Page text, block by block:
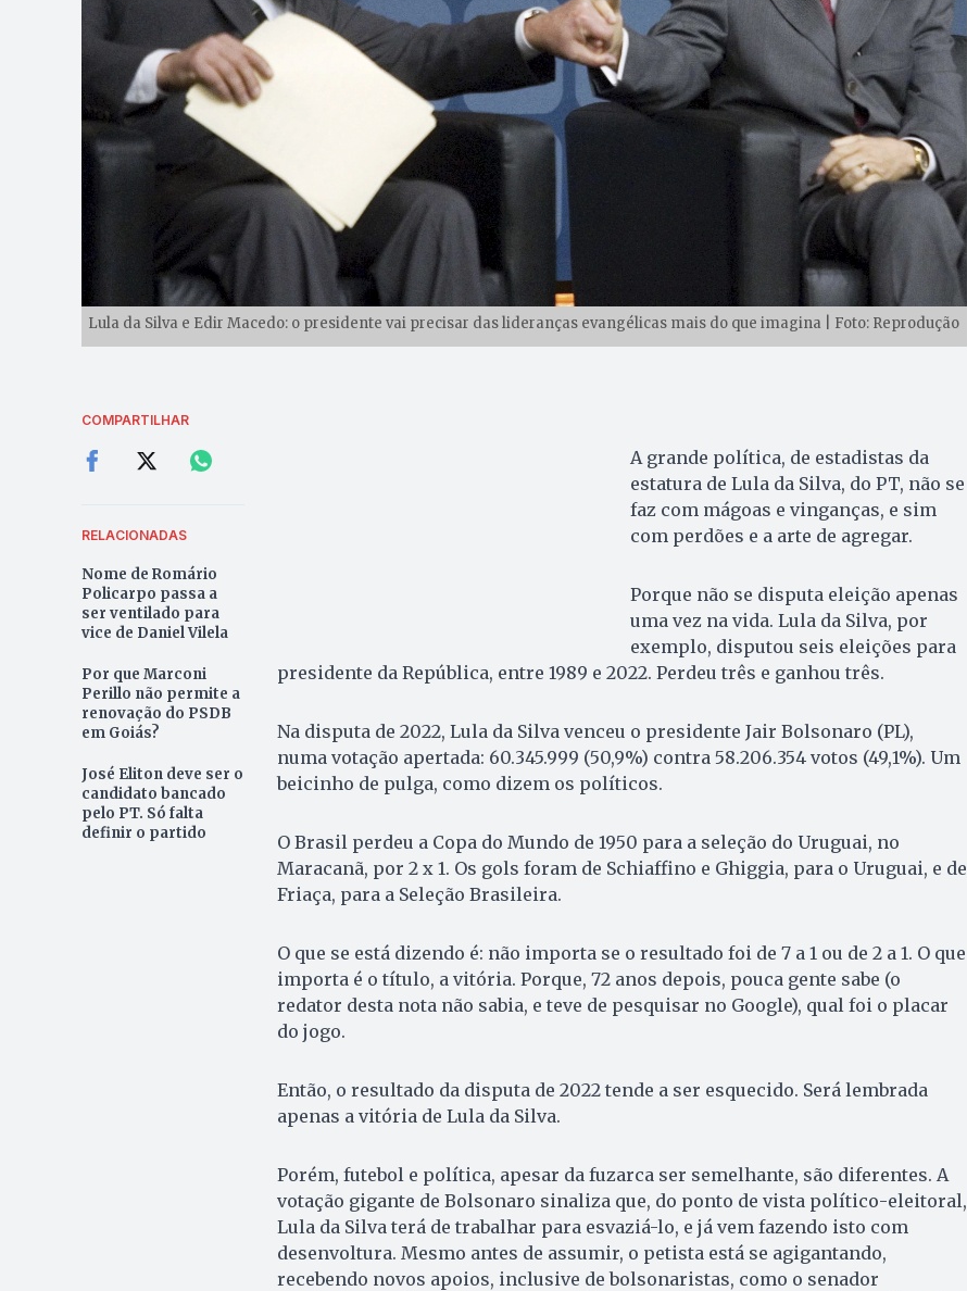
Lula da Silva e Edir Macedo: o presidente vai precisar das lideranças evangélicas mais do que imagina | Foto: Reprodução
COMPARTILHAR
RELACIONADAS
Nome de Romário
Policarpo passa a
ser ventilado para
vice de Daniel Vilela
Por que Marconi
Perillo não permite a
renovação do PSDB
em Goiás?
José Eliton deve ser o
candidato bancado
pelo PT. Só falta
definir o partido
A grande política, de estadistas da
estatura de Lula da Silva, do PT, não se
faz com mágoas e vinganças, e sim
com perdões e a arte de agregar.
Porque não se disputa eleição apenas
uma vez na vida. Lula da Silva, por
exemplo, disputou seis eleições para
presidente da República, entre 1989 e 2022. Perdeu três e ganhou três.
Na disputa de 2022, Lula da Silva venceu o presidente Jair Bolsonaro (PL),
numa votação apertada: 60.345.999 (50,9%) contra 58.206.354 votos (49,1%). Um
beicinho de pulga, como dizem os políticos.
O Brasil perdeu a Copa do Mundo de 1950 para a seleção do Uruguai, no
Maracanã, por 2 x 1. Os gols foram de Schiaffino e Ghiggia, para o Uruguai, e de
Friaça, para a Seleção Brasileira.
O que se está dizendo é: não importa se o resultado foi de 7 a 1 ou de 2 a 1. O que
importa é o título, a vitória. Porque, 72 anos depois, pouca gente sabe (o
redator desta nota não sabia, e teve de pesquisar no Google), qual foi o placar
do jogo.
Então, o resultado da disputa de 2022 tende a ser esquecido. Será lembrada
apenas a vitória de Lula da Silva.
Porém, futebol e política, apesar da fuzarca ser semelhante, são diferentes. A
votação gigante de Bolsonaro sinaliza que, do ponto de vista político-eleitoral,
Lula da Silva terá de trabalhar para esvaziá-lo, e já vem fazendo isto com
desenvoltura. Mesmo antes de assumir, o petista está se agigantando,
recebendo novos apoios, inclusive de bolsonaristas, como o senador